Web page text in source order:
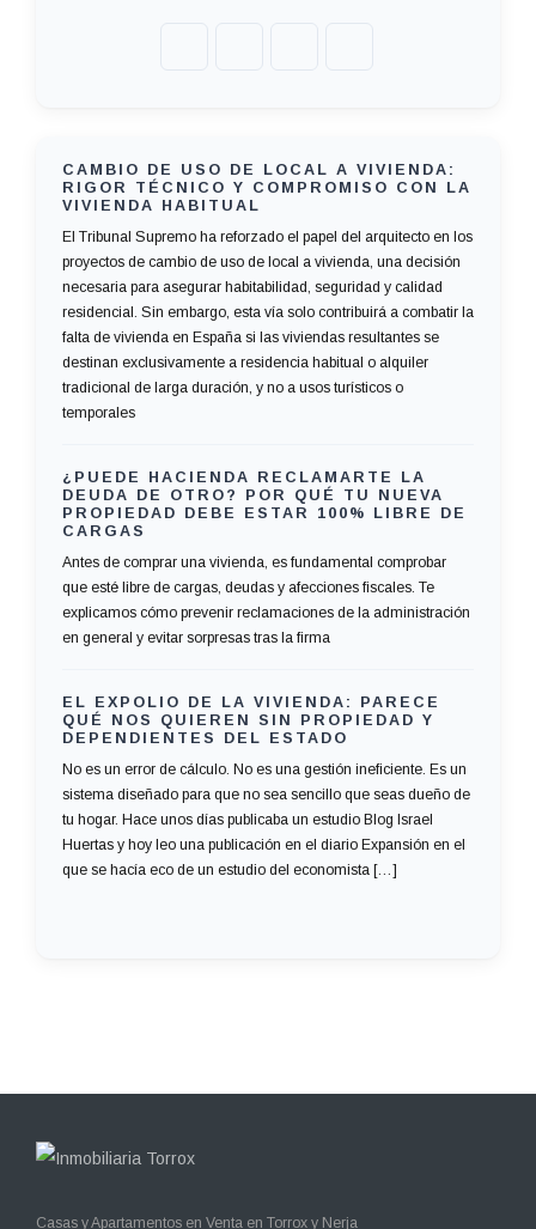
CAMBIO DE USO DE LOCAL A VIVIENDA:
RIGOR TÉCNICO Y COMPROMISO CON LA
VIVIENDA HABITUAL
El Tribunal Supremo ha reforzado el papel del arquitecto en los
proyectos de cambio de uso de local a vivienda, una decisión
necesaria para asegurar habitabilidad, seguridad y calidad
residencial. Sin embargo, esta vía solo contribuirá a combatir la
falta de vivienda en España si las viviendas resultantes se
destinan exclusivamente a residencia habitual o alquiler
tradicional de larga duración, y no a usos turísticos o
temporales
¿PUEDE HACIENDA RECLAMARTE LA
DEUDA DE OTRO? POR QUÉ TU NUEVA
PROPIEDAD DEBE ESTAR 100% LIBRE DE
CARGAS
Antes de comprar una vivienda, es fundamental comprobar
que esté libre de cargas, deudas y afecciones fiscales. Te
explicamos cómo prevenir reclamaciones de la administración
en general y evitar sorpresas tras la firma
EL EXPOLIO DE LA VIVIENDA: PARECE
QUÉ NOS QUIEREN SIN PROPIEDAD Y
DEPENDIENTES DEL ESTADO
No es un error de cálculo. No es una gestión ineficiente. Es un
sistema diseñado para que no sea sencillo que seas dueño de
tu hogar. Hace unos días publicaba un estudio Blog Israel
Huertas y hoy leo una publicación en el diario Expansión en el
que se hacía eco de un estudio del economista […]
Casas y Apartamentos en Venta en Torrox y Nerja